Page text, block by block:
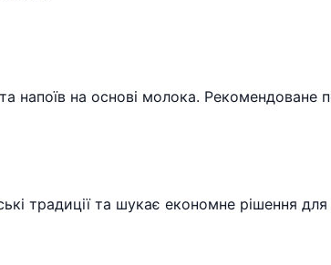
напоїв на основі молока.
традиції та шукає економне рішення